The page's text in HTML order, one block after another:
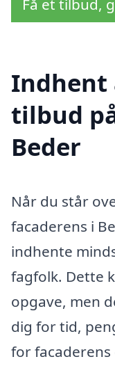
Indhent
tilbud
Beder
Når du står
facaderens i
indhente
fagfolk. Dette
opgave, men
dig for tid,
for